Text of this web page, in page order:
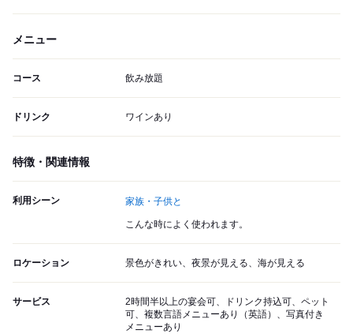
メニュー
コース 飲み放題
ドリンク ワインあり
特徴・関連情報
利用シーン 家族・子供と
こんな時によく使われます。
ロケーション 景色がきれい、夜景が見える、海が見える
サービス
2時間半以上の宴会可、ドリンク持込可、ペット
可、複数言語メニューあり（英語）、写真付き
メニューあり